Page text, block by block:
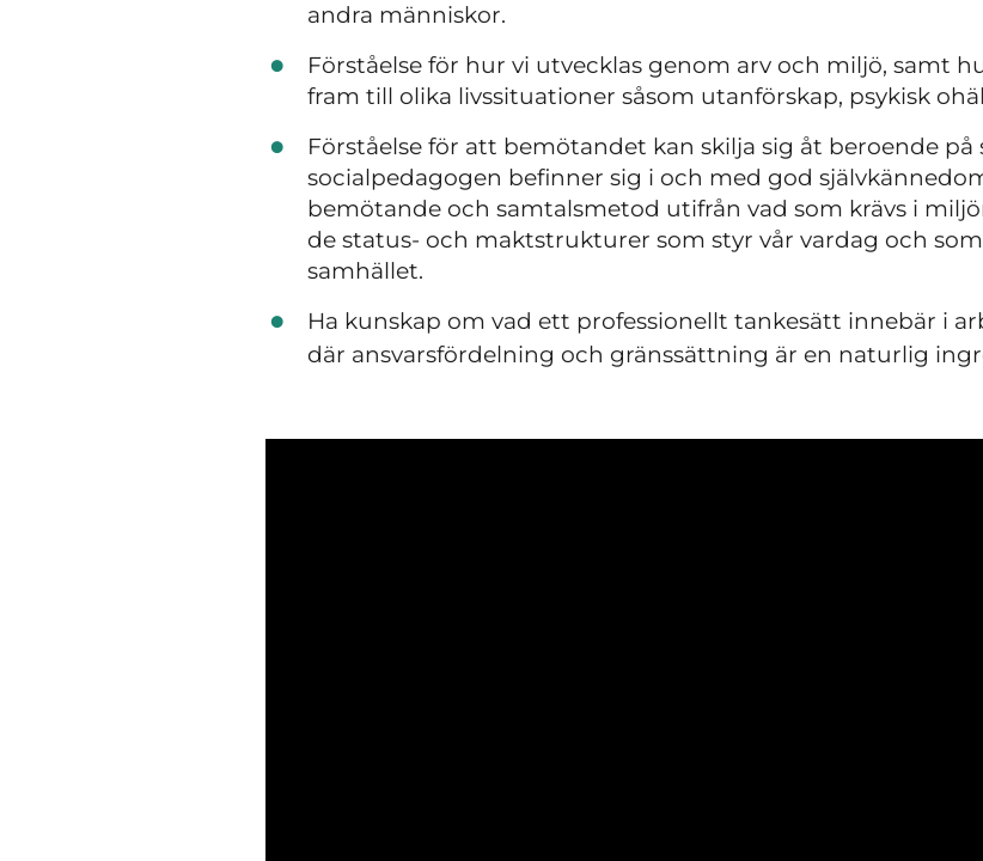
andra människor.
Förståelse för hur vi utvecklas genom arv och miljö, samt
fram till olika livssituationer såsom utanförskap, psykisk
Förståelse för att bemötandet kan skilja sig åt beroende
socialpedagogen befinner sig i och med god
bemötande och samtalsmetod utifrån vad som krävs i
de status- och maktstrukturer som styr vår vardag och
samhället.
Ha kunskap om vad ett professionellt tankesätt innebär i
där ansvarsfördelning och gränssättning är en naturlig